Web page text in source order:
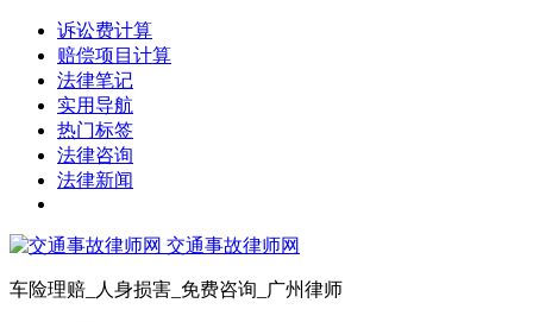
诉讼费计算
赔偿项目计算
法律笔记
实用导航
热门标签
法律咨询
法律新闻
交通事故律师网
车险理赔_人身损害_免费咨询_广州律师